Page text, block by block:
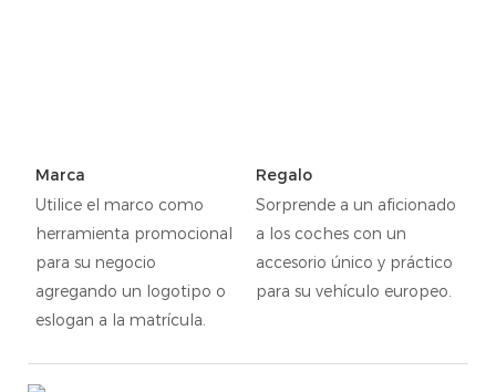
Marca
Utilice el marco como
herramienta promocional
para su negocio
agregando un logotipo o
eslogan a la matrícula.
Regalo
Sorprende a un aficionado
a los coches con un
accesorio único y práctico
para su vehículo europeo.